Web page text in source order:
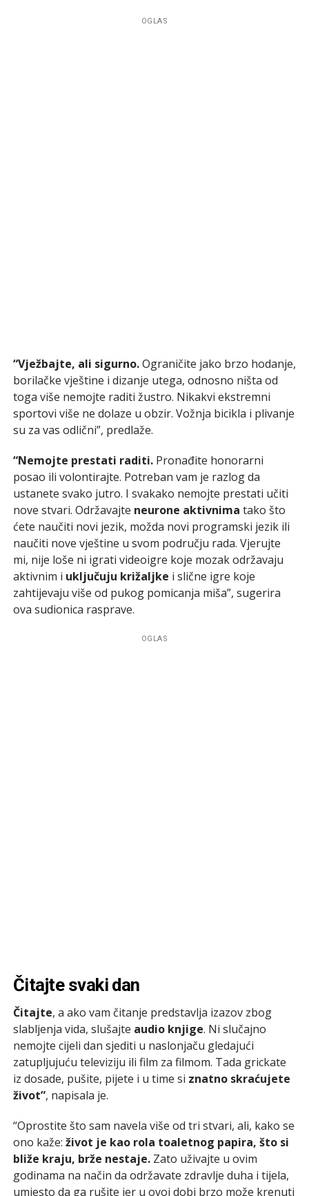
OGLAS
“Vježbajte, ali sigurno.Ograničite jako brzo hodanje,
borilačke vještine i dizanje utega, odnosno ništa od
toga više nemojte raditi žustro. Nikakvi ekstremni
sportovi više ne dolaze u obzir. Vožnja bicikla i plivanje
su za vas odlični”, predlaže.
“Nemojte prestati raditi.Pronađite honorarni
posao ili volontirajte. Potreban vam je razlog da
ustanete svako jutro. I svakako nemojte prestati učiti
nove stvari. Održavajte neurone aktivnima tako što
ćete naučiti novi jezik, možda novi programski jezik ili
naučiti nove vještine u svom području rada. Vjerujte
mi, nije loše ni igrati videoigre koje mozak održavaju
aktivnim i uključuju križaljke i slične igre koje
zahtijevaju više od pukog pomicanja miša”, sugerira
ova sudionica rasprave.
OGLAS
Čitajte svaki dan
Čitajte, a ako vam čitanje predstavlja izazov zbog
slabljenja vida, slušajte audio knjige. Ni slučajno
nemojte cijeli dan sjediti u naslonjaču gledajući
zatupljujuću televiziju ili film za filmom. Tada grickate
iz dosade, pušite, pijete i u time si znatno skraćujete
život”, napisala je.
“Oprostite što sam navela više od tri stvari, ali, kako se
ono kaže: život je kao rola toaletnog papira, što si
bliže kraju, brže nestaje.Zato uživajte u ovim
godinama na način da održavate zdravlje duha i tijela,
umjesto da ga rušite jer u ovoj dobi brzo može krenuti